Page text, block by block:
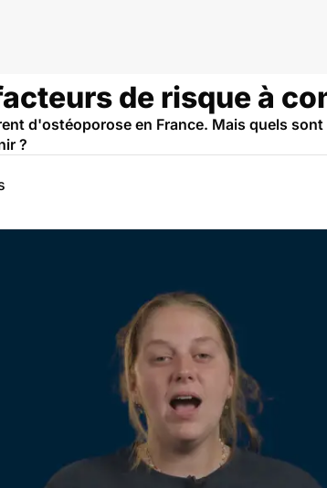
de risque à
d'ostéoporose en France. Mais quels
?